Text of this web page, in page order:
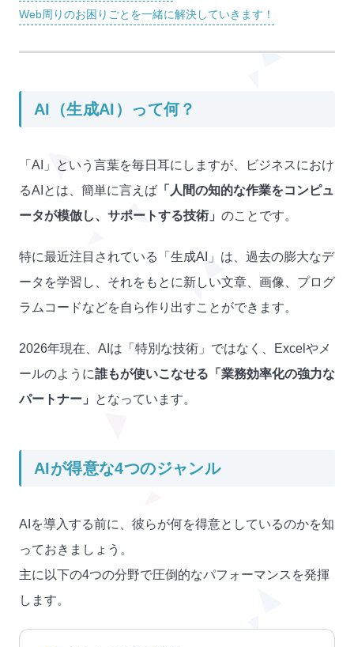
Web周りのお困りごとを一緒に解決していきます！
AI（生成AI）って何？
「AI」という言葉を毎日耳にしますが、ビジネスにおけ
るAIとは、簡単に言えば 「人間の知的な作業をコンピュ
ータが模倣し、サポートする技術」 のことです。
特に最近注目されている「生成AI」は、過去の膨大なデ
ータを学習し、それをもとに新しい文章、画像、プログ
ラムコードなどを自ら作り出すことができます。
2026年現在、AIは「特別な技術」ではなく、Excelやメ
ールのように誰もが使いこなせる「業務効率化の強力な
パートナー」
となっています。
AIが得意な4つのジャンル
AIを導入する前に、彼らが何を得意としているのかを知
っておきましょう。
主に以下の4つの分野で圧倒的なパフォーマンスを発揮
します。